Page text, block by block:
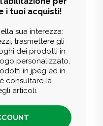
i tuoi acquisti!
sua interezza:
trasmettere gli
dei prodotti in
personalizzato,
in jpeg ed in
consultare la
articoli.